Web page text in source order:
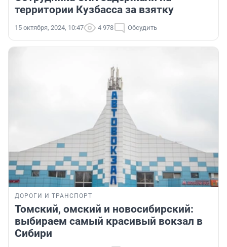
территории Кузбасса за взятку
15 октября, 2024, 10:47 4 978 Обсудить
ДОРОГИ И ТРАНСПОРТ
Томский, омский и новосибирский:
выбираем самый красивый вокзал в
Сибири